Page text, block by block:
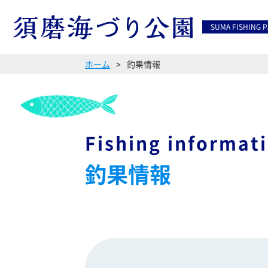
SUMA FISHING
ホーム 釣果情報
Fishing
釣果情報